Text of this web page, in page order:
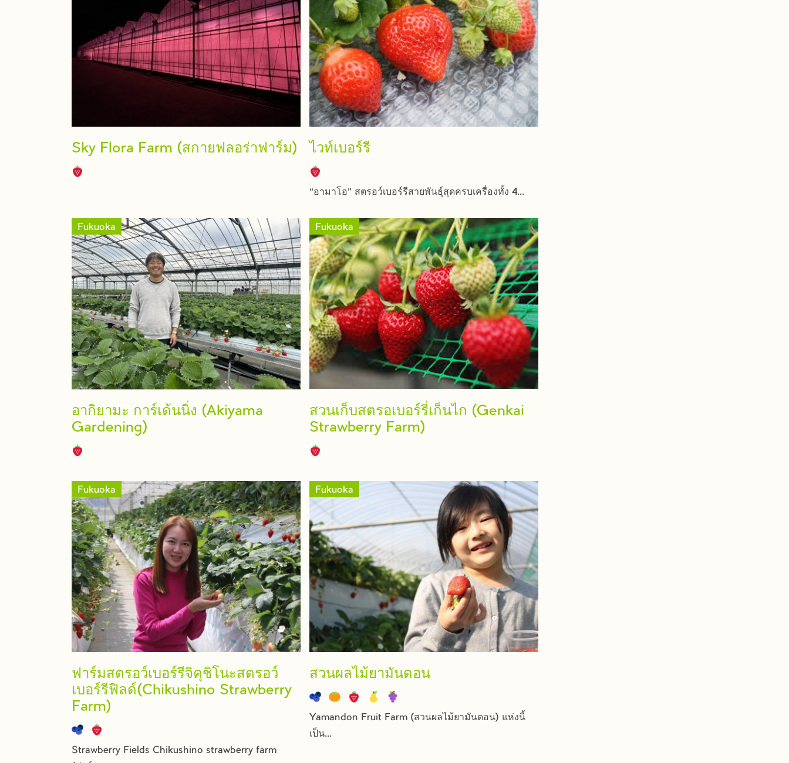
Sky Flora Farm (สกายฟลอร่าฟาร์ม) ไวท์เบอร์รี
“อามาโอ” สตรอว์เบอร์รีสายพันธุ์สุดครบเครื่องทั้ง 4...
Fukuoka
อากิยามะ การ์เด้นนิ่ง (Akiyama
Gardening)
Fukuoka
สวนเก็บสตรอเบอร์รี่เก็นไก (Genkai
Strawberry Farm)
Fukuoka
ฟาร์มสตรอว์เบอร์รีจิคุชิโนะสตรอว์
เบอร์รีฟิลด์(Chikushino Strawberry
Farm)
Strawberry Fields Chikushino strawberry farm
Fukuoka
สวนผลไม้ยามันดอน
Yamandon Fruit Farm (สวนผลไม้ยามันดอน) แห่งนี้
เป็น...